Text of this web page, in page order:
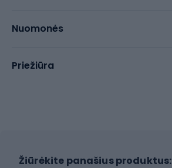
Nuomonės
Priežiūra
Žiūrėkite panašius produktus: